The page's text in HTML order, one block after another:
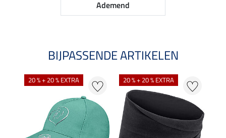
Ademend
BIJPASSENDE ARTIKELEN
20 % + 20 % EXTRA 20 % + 20 % EXTRA